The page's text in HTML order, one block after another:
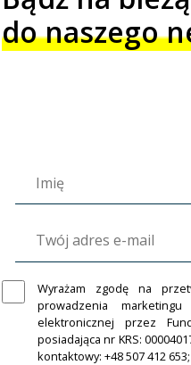
do naszego
Wyrażam zgodę na
prowadzenia
elektronicznej przez
posiadająca nr KRS:
kontaktowy: +48 507 412